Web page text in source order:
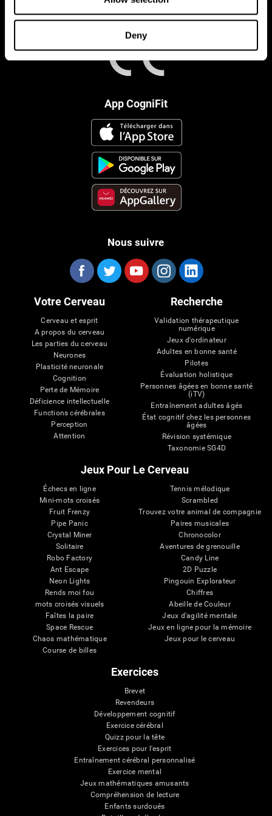
Deny
App CogniFit
Nous suivre
Votre Cerveau
Cerveau et esprit
A propos du cerveau
Les parties du cerveau
Neurones
Plasticité neuronale
Cognition
Perte de Mémoire
Déficience intellectuelle
Functions cérébrales
Perception
Attention
Recherche
Validation thérapeutique
numérique
Jeux d'ordinateur
Adultes en bonne santé
Pilotes
Évaluation holistique
Personnes âgées en bonne santé
(iTV)
Entraînement adultes âgés
État cognitif chez les personnes
âgées
Révision systémique
Taxonomie SG4D
Jeux Pour Le Cerveau
Échecs en ligne
Mini-mots croisés
Fruit Frenzy
Pipe Panic
Crystal Miner
Solitaire
Robo Factory
Ant Escape
Neon Lights
Rends moi fou
mots croisés visuels
Faîtes la paire
Space Rescue
Chaos mathématique
Course de billes
Tennis mélodique
Scrambled
Trouvez votre animal de compagnie
Paires musicales
Chronocolor
Aventures de grenouille
Candy Line
2D Puzzle
Pingouin Explorateur
Chiffres
Abeille de Couleur
Jeux d'agilité mentale
Jeux en ligne pour la mémoire
Jeux pour le cerveau
Exercices
Brevet
Revendeurs
Développement cognitif
Exercice cérébral
Quizz pour la tête
Exercices pour l'esprit
Entraînement cérébral personnalisé
Exercice mental
Jeux mathématiques amusants
Compréhension de lecture
Enfants surdoués